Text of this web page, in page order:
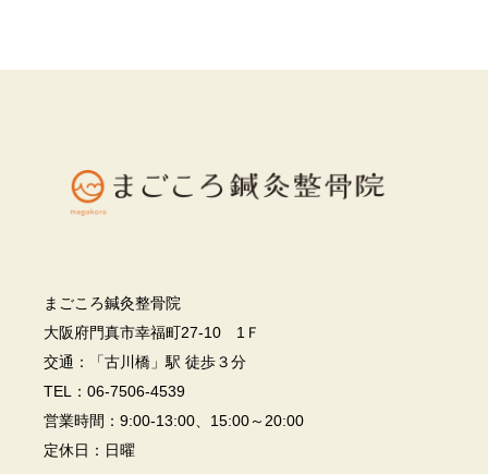
まごころ鍼灸整骨院
大阪府門真市幸福町27-10 1Ｆ
交通：「古川橋」駅 徒歩３分
TEL：06-7506-4539
営業時間：9:00-13:00、15:00～20:00
定休日：日曜